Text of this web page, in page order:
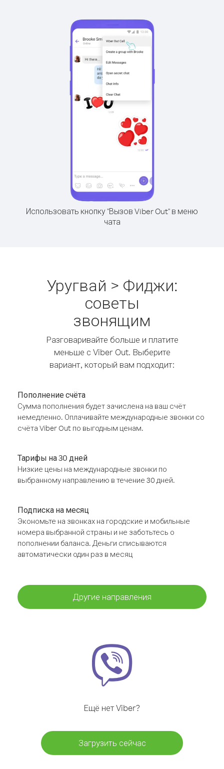
Использовать кнопку "Вызов Viber Out" в меню
чата
Уругвай > Фиджи:
советы
звонящим
Разговаривайте больше и платите
меньше с Viber Out. Выберите
вариант, который вам подходит:
Пополнение счёта
Сумма пополнения будет зачислена на ваш счёт
немедленно. Оплачивайте международные звонки со
счёта Viber Out по выгодным ценам.
Тарифы на 30 дней
Низкие цены на международные звонки по
выбранному направлению в течение 30 дней.
Подписка на месяц
Экономьте на звонках на городские и мобильные
номера выбранной страны и не заботьтесь о
пополнении баланса. Деньги списываются
автоматически один раз в месяц
Другие направления
Ещё нет Viber?
Загрузить сейчас